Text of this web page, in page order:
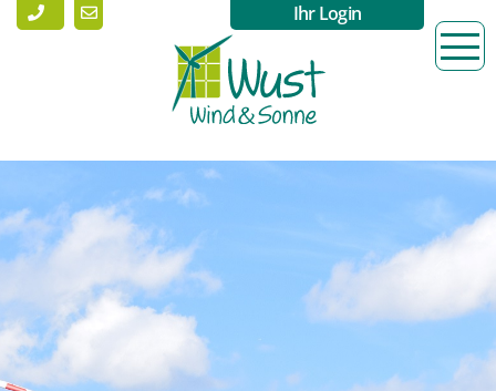
Ihr Login